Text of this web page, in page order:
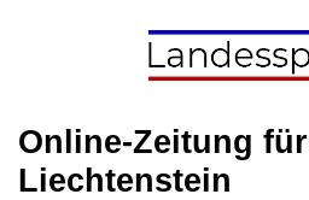
Online-Zeitung für
Liechtenstein